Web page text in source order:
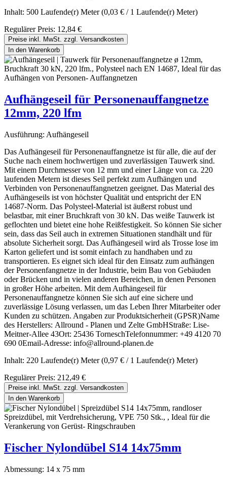
Inhalt: 500 Laufende(r) Meter(0,03 € / 1 Laufende(r) Meter)
Regulärer Preis: 12,84 €
Preise inkl. MwSt. zzgl. Versandkosten
In den Warenkorb
Aufhängeseil für Personenauffangnetze
12mm, 220 lfm
Ausführung: Aufhängeseil
Das Aufhängeseil für Personenauffangnetze ist für alle, die auf der
Suche nach einem hochwertigen und zuverlässigen Tauwerk sind.
Mit einem Durchmesser von 12 mm und einer Länge von ca. 220
laufenden Metern ist dieses Seil perfekt zum Aufhängen und
Verbinden von Personenauffangnetzen geeignet. Das Material des
Aufhängeseils ist von höchster Qualität und entspricht der EN
14687-Norm. Das Polysteel-Material ist äußerst robust und
belastbar, mit einer Bruchkraft von 30 kN. Das weiße Tauwerk ist
geflochten und bietet eine hohe Reißfestigkeit. So können Sie sicher
sein, dass das Seil auch in extremen Situationen standhält und für
absolute Sicherheit sorgt. Das Aufhängeseil wird als Trosse lose im
Karton geliefert und ist somit einfach zu handhaben und zu
transportieren. Es eignet sich ideal für den Einsatz zum aufhängen
der Personenfangnetze in der Industrie, beim Bau von Gebäuden
oder Brücken und in vielen anderen Bereichen, in denen Personen
in großer Höhe arbeiten. Mit dem Aufhängeseil für
Personenauffangnetze können Sie sich auf eine sichere und
zuverlässige Lösung verlassen, um das Leben Ihrer Mitarbeiter oder
Kunden zu schützen. Angaben zur Produktsicherheit (GPSR)Name
des Herstellers: Allround - Planen und Zelte GmbHStraße: Lise-
Meitner-Allee 43Ort: 25436 TorneschTelefonnummer: +49 4120 70
690 0Email-Adresse: info@allround-planen.de
Inhalt: 220 Laufende(r) Meter(0,97 € / 1 Laufende(r) Meter)
Regulärer Preis: 212,49 €
Preise inkl. MwSt. zzgl. Versandkosten
In den Warenkorb
Fischer Nylondübel S14 14x75mm
Abmessung: 14 x 75 mm